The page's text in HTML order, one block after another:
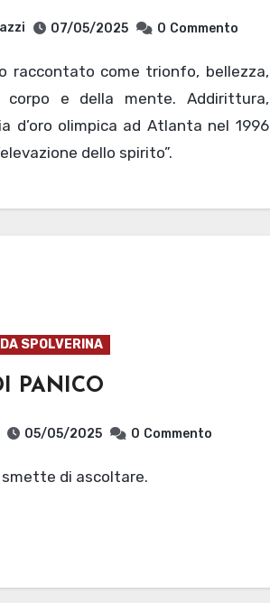
07/05/2025 0 Commento
corpo e della mente. Addirittura,
d’oro olimpica ad Atlanta nel 1996
dello spirito”.
SPOLVERINA
PANICO
05/05/2025 0 Commento
smette di ascoltare.